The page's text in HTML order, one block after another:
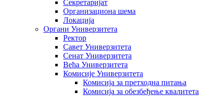
Секретаријат
Организациона шема
Локација
Органи Универзитета
Ректор
Савет Универзитета
Сенат Универзитета
Већа Универзитета
Комисије Универзитета
Комисија за претходна питања
Комисија за обезбеђење квалитета